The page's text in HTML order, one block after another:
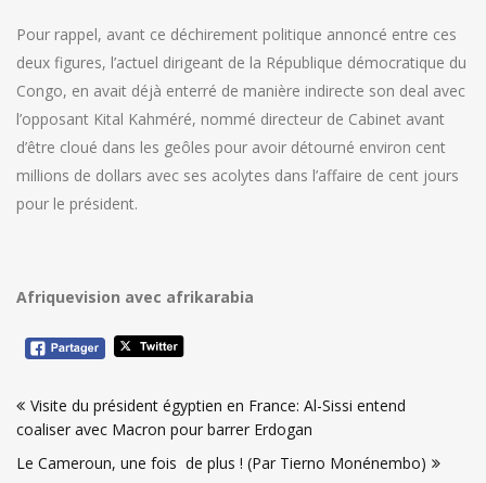
Pour rappel, avant ce déchirement politique annoncé entre ces
deux figures, l’actuel dirigeant de la République démocratique du
Congo, en avait déjà enterré de manière indirecte son deal avec
l’opposant Kital Kahméré, nommé directeur de Cabinet avant
d’être cloué dans les geôles pour avoir détourné environ cent
millions de dollars avec ses acolytes dans l’affaire de cent jours
pour le président.
Afriquevision avec afrikarabia
de
l’article
Visite du président égyptien en France: Al-Sissi entend
coaliser avec Macron pour barrer Erdogan
Le Cameroun, une fois de plus ! (Par Tierno Monénembo)